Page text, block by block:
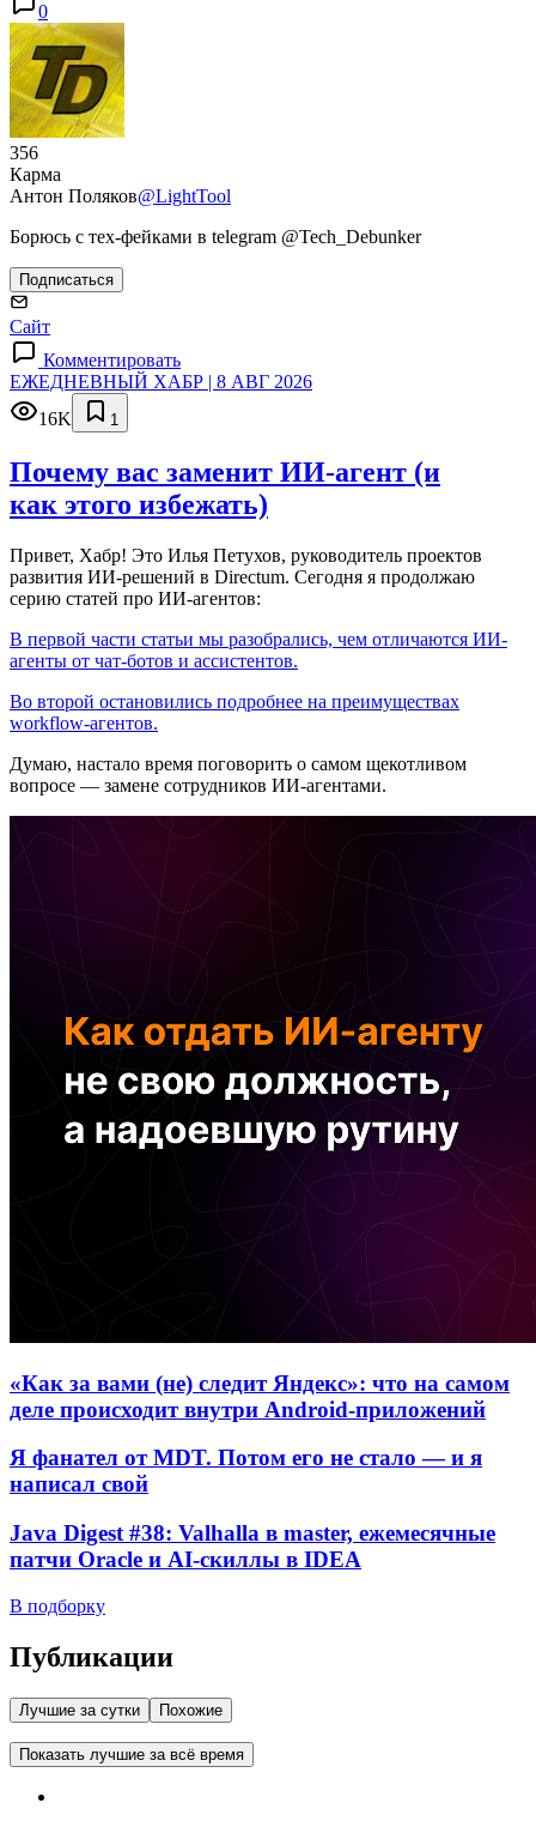
0
356
Карма
Антон Поляков@LightTool
Борюсь с тех-фейками в telegram @Tech_Debunker
Подписаться
Сайт
Комментировать
ЕЖЕДНЕВНЫЙ ХАБР | 8 АВГ 2026
16K
1
Почему вас заменит ИИ‑агент (и
как этого избежать)
Привет, Хабр! Это Илья Петухов, руководитель проектов
развития ИИ-решений в Directum. Сегодня я продолжаю
серию статей про ИИ-агентов:
В первой части статьи мы разобрались, чем отличаются ИИ-
агенты от чат-ботов и ассистентов.
Во второй остановились подробнее на преимуществах
workflow-агентов.
Думаю, настало время поговорить о самом щекотливом
вопросе — замене сотрудников ИИ-агентами.
«Как за вами (не) следит Яндекс»: что на самом
деле происходит внутри Android-приложений
Я фанател от MDT. Потом его не стало — и я
написал свой
Java Digest #38: Valhalla в master, ежемесячные
патчи Oracle и AI-скиллы в IDEA
В подборку
Публикации
Лучшие за сутки Похожие
Показать лучшие за всё время